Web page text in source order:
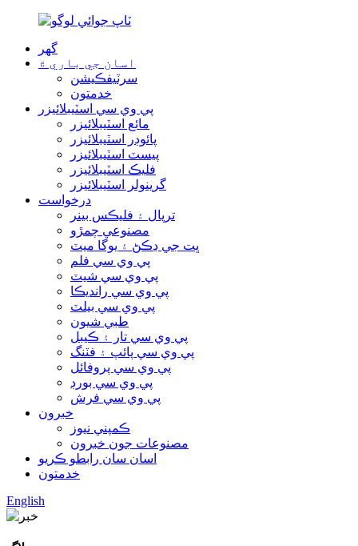
گھر
اسان جي باري ۾
سرٽيفڪيشن
خدمتون
پي وي سي اسٽيبلائيزر
مائع اسٽيبلائيزر
پائوڊر اسٽيبلائيزر
پيسٽ اسٽيبلائيزر
فليڪ اسٽيبلائيزر
گرينولر اسٽيبلائيزر
درخواست
ترپال ۽ فليڪس بينر
مصنوعي چمڙو
ڀت جي ڍڪڻ ۽ يوگا ميٽ
پي وي سي فلم
پي وي سي شيٽ
پي وي سي رانديڪا
پي وي سي بيلٽ
طبي شيون
پي وي سي تار ۽ ڪيبل
پي وي سي پائپ ۽ فٽنگ
پي وي سي پروفائل
پي وي سي بورڊ
پي وي سي فرش
خبرون
ڪمپني نيوز
مصنوعات جون خبرون
اسان سان رابطو ڪريو
خدمتون
English